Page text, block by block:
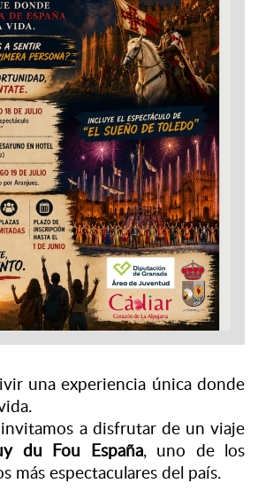
una experiencia única donde
a disfrutar de un viaje
du Fou España, uno de los
más espectaculares del país.